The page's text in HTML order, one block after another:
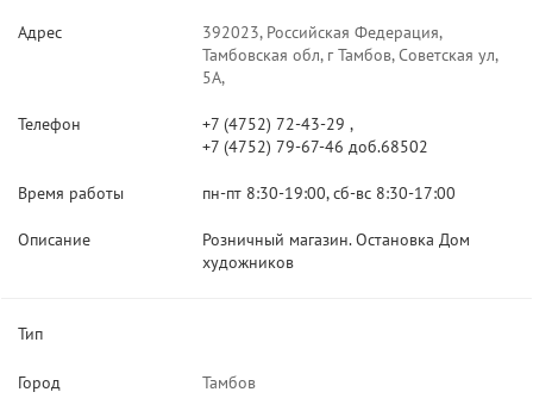
Адрес
392023, Российская Федерация,
Тамбовская обл, г Тамбов, Советская ул,
5А,
Телефон
+7 (4752) 72-43-29 ,
+7 (4752) 79-67-46 доб.68502
Время работы пн-пт 8:30-19:00, сб-вс 8:30-17:00
Описание
Розничный магазин. Остановка Дом
художников
Тип
Город Тамбов